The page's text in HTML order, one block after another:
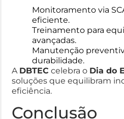
Monitoramento via
eficiente.
Treinamento para
avançadas.
Manutenção
durabilidade.
A DBTEC celebra o Dia do
soluções que equilibram
eficiência.
Conclusão